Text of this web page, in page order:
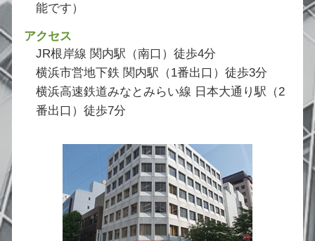
能です）
アクセス
JR根岸線 関内駅（南口）徒歩4分
横浜市営地下鉄 関内駅（1番出口）徒歩3分
横浜高速鉄道みなとみらい線 日本大通り駅（2
番出口）徒歩7分